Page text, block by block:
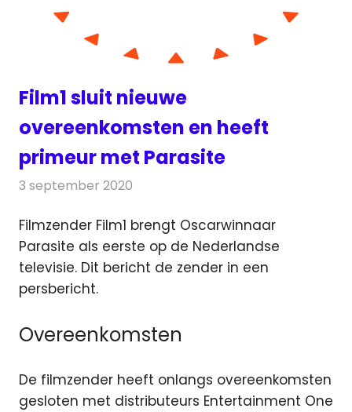
Film1 sluit nieuwe
overeenkomsten en heeft
primeur met Parasite
3 september 2020
Filmzender Film1 brengt Oscarwinnaar
Parasite als eerste op de Nederlandse
televisie. Dit bericht de zender in een
persbericht.
Overeenkomsten
De filmzender heeft onlangs overeenkomsten
gesloten met distributeurs Entertainment One